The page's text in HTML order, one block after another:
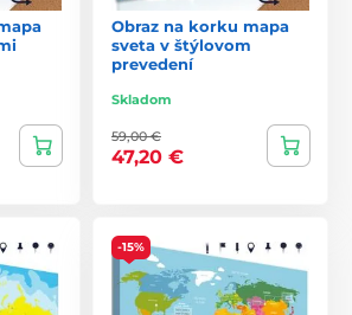
Obraz na korku mapa
sveta v štýlovom
prevedení
Skladom
59,00 €
47,20 €
-15%